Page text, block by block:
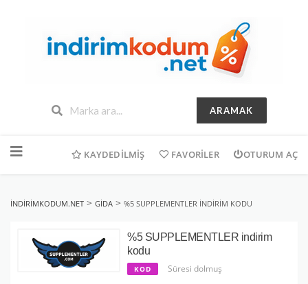
ARAMAK
geç
KAYDEDILMIŞ FAVORILER OTURUM AÇ
INDIRIMKODUM.NET > GIDA > %5 SUPPLEMENTLER INDIRIM KODU
%5 SUPPLEMENTLER indirim
kodu
KOD Süresi dolmuş